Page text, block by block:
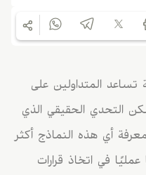
تساعد المتداولين على
التحدي الحقيقي الذي
أي هذه النماذج أكثر
في اتخاذ قرارات